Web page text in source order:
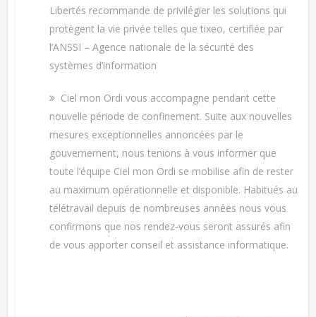
Libertés recommande de privilégier les solutions qui
protègent la vie privée telles que tixeo, certifiée par
l’ANSSI – Agence nationale de la sécurité des
systèmes d’information
Ciel mon Ordi vous accompagne pendant cette
nouvelle période de confinement. Suite aux nouvelles
mesures exceptionnelles annoncées par le
gouvernement, nous tenions à vous informer que
toute l’équipe Ciel mon Ordi se mobilise afin de rester
au maximum opérationnelle et disponible. Habitués au
télétravail depuis de nombreuses années nous vous
confirmons que nos rendez-vous seront assurés afin
de vous apporter conseil et assistance informatique.